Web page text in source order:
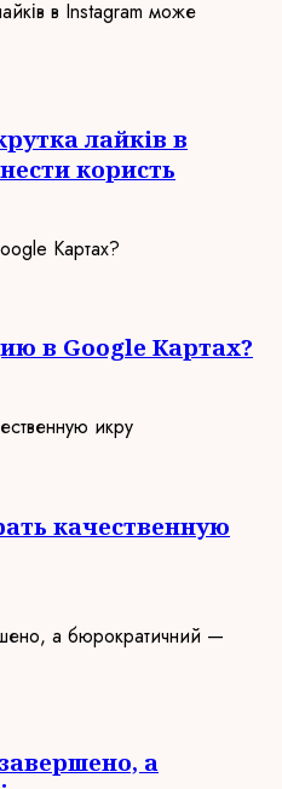
лайків в
користь
в Google Картах?
качественную
а